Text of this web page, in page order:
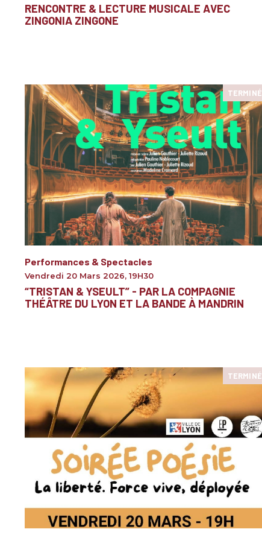
RENCONTRE & LECTURE MUSICALE AVEC
ZINGONIA ZINGONE
TERMINÉ
Performances & Spectacles
Vendredi 20 Mars 2026, 19H30
“TRISTAN & YSEULT” - PAR LA COMPAGNIE
THÉÂTRE DU LYON ET LA BANDE À MANDRIN
TERMINÉ